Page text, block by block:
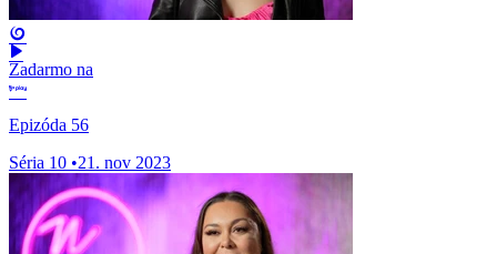
Zadarmo na
Epizóda 56
Séria 10 •21. nov 2023